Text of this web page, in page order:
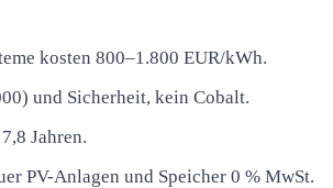
kosten 800–1.800 EUR/kWh.
und Sicherheit, kein Cobalt.
Jahren.
PV-Anlagen und Speicher 0 % MwSt.